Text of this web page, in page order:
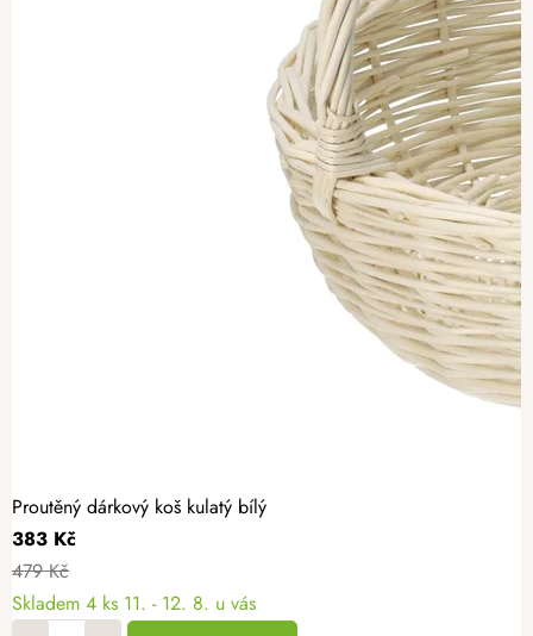
Proutěný dárkový koš kulatý bílý
383 Kč
479 Kč
Skladem 4 ks 11. - 12. 8. u vás